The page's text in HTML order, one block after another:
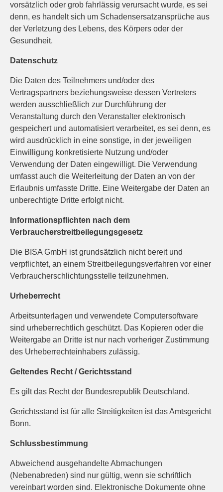
vorsätzlich oder grob fahrlässig verursacht wurde, es sei
denn, es handelt sich um Schadensersatzansprüche aus
der Verletzung des Lebens, des Körpers oder der
Gesundheit.
Datenschutz
Die Daten des Teilnehmers und/oder des
Vertragspartners beziehungsweise dessen Vertreters
werden ausschließlich zur Durchführung der
Veranstaltung durch den Veranstalter elektronisch
gespeichert und automatisiert verarbeitet, es sei denn, es
wird ausdrücklich in eine sonstige, in der jeweiligen
Einwilligung konkretisierte Nutzung und/oder
Verwendung der Daten eingewilligt. Die Verwendung
umfasst auch die Weiterleitung der Daten an von der
Erlaubnis umfasste Dritte. Eine Weitergabe der Daten an
unberechtigte Dritte erfolgt nicht.
Informationspflichten nach dem
Verbraucherstreitbeilegungsgesetz
Die BISA GmbH ist grundsätzlich nicht bereit und
verpflichtet, an einem Streitbeilegungsverfahren vor einer
Verbraucherschlichtungsstelle teilzunehmen.
Urheberrecht
Arbeitsunterlagen und verwendete Computersoftware
sind urheberrechtlich geschützt. Das Kopieren oder die
Weitergabe an Dritte ist nur nach vorheriger Zustimmung
des Urheberrechteinhabers zulässig.
Geltendes Recht / Gerichtsstand
Es gilt das Recht der Bundesrepublik Deutschland.
Gerichtsstand ist für alle Streitigkeiten ist das Amtsgericht
Bonn.
Schlussbestimmung
Abweichend ausgehandelte Abmachungen
(Nebenabreden) sind nur gültig, wenn sie schriftlich
vereinbart worden sind. Elektronische Dokumente ohne